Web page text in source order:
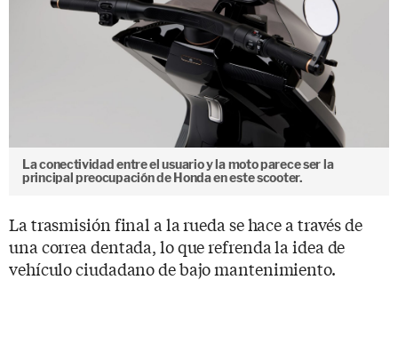
La conectividad entre el usuario y la moto parece ser la
principal preocupación de Honda en este scooter.
La trasmisión final a la rueda se hace a través de
una correa dentada, lo que refrenda la idea de
vehículo ciudadano de bajo mantenimiento.